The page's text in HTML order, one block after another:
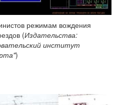
режимам вождения
(Издательства:
институт
)